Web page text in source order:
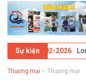
Sự kiện
09-02-2026 London,
Thương mại Thương mại